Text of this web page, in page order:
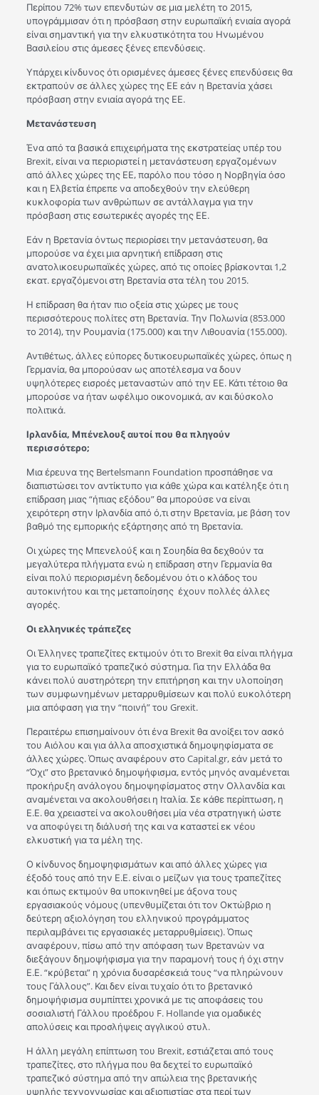
Περίπου 72% των επενδυτών σε μια μελέτη το 2015,
υπογράμμισαν ότι η πρόσβαση στην ευρωπαϊκή ενιαία αγορά
είναι σημαντική για την ελκυστικότητα του Ηνωμένου
Βασιλείου στις άμεσες ξένες επενδύσεις.
Υπάρχει κίνδυνος ότι ορισμένες άμεσες ξένες επενδύσεις θα
εκτραπούν σε άλλες χώρες της ΕΕ εάν η Βρετανία χάσει
πρόσβαση στην ενιαία αγορά της ΕΕ.
Μετανάστευση
Ένα από τα βασικά επιχειρήματα της εκστρατείας υπέρ του
Brexit, είναι να περιοριστεί η μετανάστευση εργαζομένων
από άλλες χώρες της ΕΕ, παρόλο που τόσο η Νορβηγία όσο
και η Ελβετία έπρεπε να αποδεχθούν την ελεύθερη
κυκλοφορία των ανθρώπων σε αντάλλαγμα για την
πρόσβαση στις εσωτερικές αγορές της ΕΕ.
Εάν η Βρετανία όντως περιορίσει την μετανάστευση, θα
μπορούσε να έχει μια αρνητική επίδραση στις
ανατολικοευρωπαϊκές χώρες, από τις οποίες βρίσκονται 1,2
εκατ. εργαζόμενοι στη Βρετανία στα τέλη του 2015.
Η επίδραση θα ήταν πιο οξεία στις χώρες με τους
περισσότερους πολίτες στη Βρετανία. Την Πολωνία (853.000
το 2014), την Ρουμανία (175.000) και την Λιθουανία (155.000).
Αντιθέτως, άλλες εύπορες δυτικοευρωπαϊκές χώρες, όπως η
Γερμανία, θα μπορούσαν ως αποτέλεσμα να δουν
υψηλότερες εισροές μεταναστών από την ΕΕ. Κάτι τέτοιο θα
μπορούσε να ήταν ωφέλιμο οικονομικά, αν και δύσκολο
πολιτικά.
Ιρλανδία, Μπένελουξ αυτοί που θα πληγούν
περισσότερο;
Μια έρευνα της Bertelsmann Foundation προσπάθησε να
διαπιστώσει τον αντίκτυπο για κάθε χώρα και κατέληξε ότι η
επίδραση μιας “ήπιας εξόδου” θα μπορούσε να είναι
χειρότερη στην Ιρλανδία από ό,τι στην Βρετανία, με βάση τον
βαθμό της εμπορικής εξάρτησης από τη Βρετανία.
Οι χώρες της Μπενελούξ και η Σουηδία θα δεχθούν τα
μεγαλύτερα πλήγματα ενώ η επίδραση στην Γερμανία θα
είναι πολύ περιορισμένη δεδομένου ότι ο κλάδος του
αυτοκινήτου και της μεταποίησης έχουν πολλές άλλες
αγορές.
Οι ελληνικές τράπεζες
Οι Έλληνες τραπεζίτες εκτιμούν ότι το Brexit θα είναι πλήγμα
για το ευρωπαϊκό τραπεζικό σύστημα. Για την Ελλάδα θα
κάνει πολύ αυστηρότερη την επιτήρηση και την υλοποίηση
των συμφωνημένων μεταρρυθμίσεων και πολύ ευκολότερη
μια απόφαση για την “ποινή” του Grexit.
Περαιτέρω επισημαίνουν ότι ένα Brexit θα ανοίξει τον ασκό
του Αιόλου και για άλλα αποσχιστικά δημοψηφίσματα σε
άλλες χώρες. Όπως αναφέρουν στο Capital.gr, εάν μετά το
“Όχι” στο βρετανικό δημοψήφισμα, εντός μηνός αναμένεται
προκήρυξη ανάλογου δημοψηφίσματος στην Ολλανδία και
αναμένεται να ακολουθήσει η Ιταλία. Σε κάθε περίπτωση, η
Ε.Ε. θα χρειαστεί να ακολουθήσει μία νέα στρατηγική ώστε
να αποφύγει τη διάλυσή της και να καταστεί εκ νέου
ελκυστική για τα μέλη της.
Ο κίνδυνος δημοψηφισμάτων και από άλλες χώρες για
έξοδό τους από την Ε.Ε. είναι ο μείζων για τους τραπεζίτες
και όπως εκτιμούν θα υποκινηθεί με άξονα τους
εργασιακούς νόμους (υπενθυμίζεται ότι τον Οκτώβριο η
δεύτερη αξιολόγηση του ελληνικού προγράμματος
περιλαμβάνει τις εργασιακές μεταρρυθμίσεις). Όπως
αναφέρουν, πίσω από την απόφαση των Βρετανών να
διεξάγουν δημοψήφισμα για την παραμονή τους ή όχι στην
Ε.Ε. “κρύβεται” η χρόνια δυσαρέσκειά τους “να πληρώνουν
τους Γάλλους”. Και δεν είναι τυχαίο ότι το βρετανικό
δημοψήφισμα συμπίπτει χρονικά με τις αποφάσεις του
σοσιαλιστή Γάλλου προέδρου F. Hollande για ομαδικές
απολύσεις και προσλήψεις αγγλικού στυλ.
Η άλλη μεγάλη επίπτωση του Brexit, εστιάζεται από τους
τραπεζίτες, στο πλήγμα που θα δεχτεί το ευρωπαϊκό
τραπεζικό σύστημα από την απώλεια της βρετανικής
υψηλής τεχνογνωσίας και αξιοπιστίας στα περί των